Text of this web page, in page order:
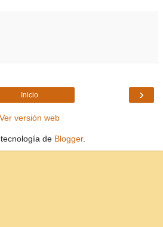
›
Inicio
Ver versión web
de Blogger.